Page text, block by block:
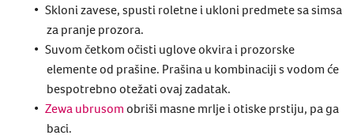
Skloni zavese, spusti roletne i ukloni predmete sa simsa
za pranje prozora.
Suvom četkom očisti uglove okvira i prozorske
elemente od prašine. ​​Prašina u kombinaciji s vodom će
bespotrebno otežati ovaj zadatak.
Zewa ubrusom obriši masne mrlje i otiske prstiju, pa ga
baci.